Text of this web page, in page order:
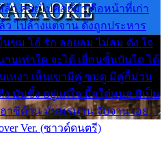
า คอยไปคอยมา คือหน้าที่เก่า
ว ไปล้างแต่จาน ดั่งถูกประหาร
นขม โอ้ รัก ลอยลม ไม่สม ดัง ใจ
นเท่าใด จะได้ เลื่อนขั้นบันได ได้
เหงา เห็นเขามีคู่ ซมดู มีคู่ก็ม่วน
ง มันซึ้ง อยู่แก่ใจ มื้อใด๋หนอ สิเป็น
ฮาซิด้าน มันทรมาน จับจาน เอย…
Ver. (ซาวด์ดนตรี)